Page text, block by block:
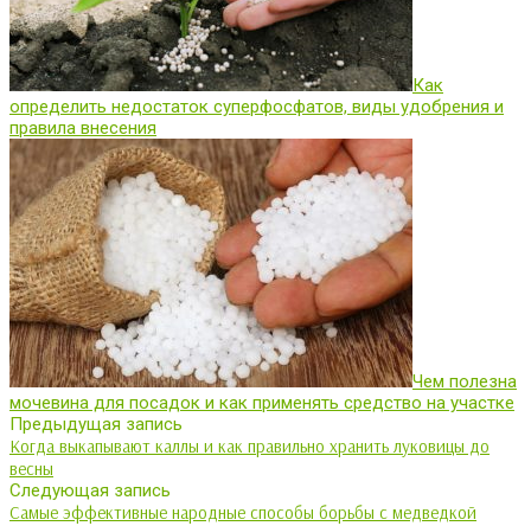
Как
определить недостаток суперфосфатов, виды удобрения и
правила внесения
Чем полезна
мочевина для посадок и как применять средство на участке
Предыдущая запись
Когда выкапывают каллы и как правильно хранить луковицы до
весны
Следующая запись
Самые эффективные народные способы борьбы с медведкой